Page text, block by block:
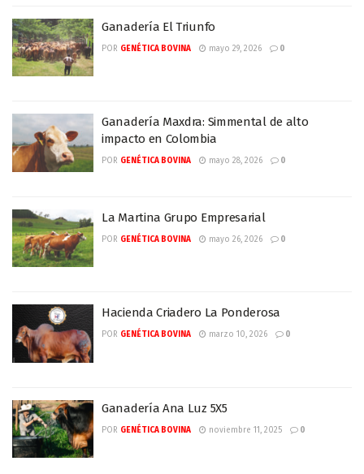
Ganadería El Triunfo
POR GENÉTICA BOVINA mayo 29, 2026 0
Ganadería Maxdra: Simmental de alto
impacto en Colombia
POR GENÉTICA BOVINA mayo 28, 2026 0
La Martina Grupo Empresarial
POR GENÉTICA BOVINA mayo 26, 2026 0
Hacienda Criadero La Ponderosa
POR GENÉTICA BOVINA marzo 10, 2026 0
Ganadería Ana Luz 5X5
POR GENÉTICA BOVINA noviembre 11, 2025 0